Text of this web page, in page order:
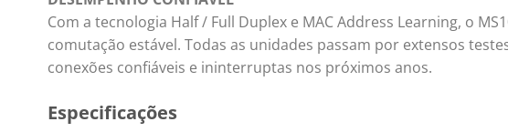
Com a tecnologia Half / Full Duplex e MAC Address Learning, o
comutação estável. Todas as unidades passam por extensos
conexões confiáveis e ininterruptas nos próximos anos.
Especificações